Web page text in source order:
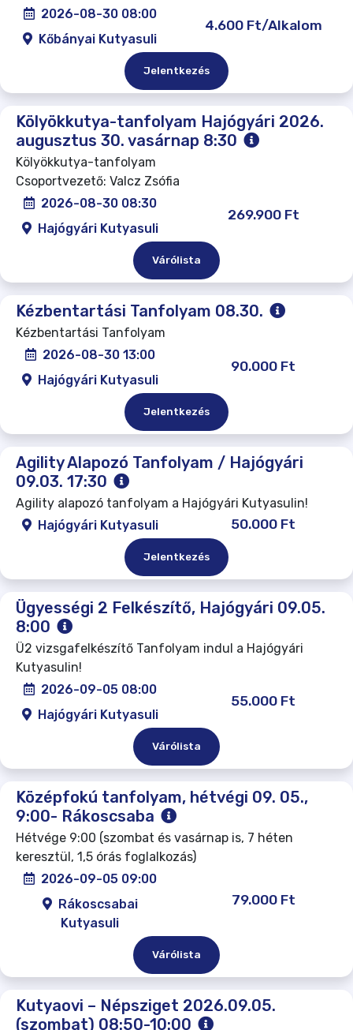
2026-08-30 08:00
Kőbányai Kutyasuli
4.600 Ft/Alkalom
Jelentkezés
Kölyökkutya-tanfolyam Hajógyári 2026.
augusztus 30. vasárnap 8:30
Kölyökkutya-tanfolyam
Csoportvezető: Valcz Zsófia
2026-08-30 08:30
Hajógyári Kutyasuli
269.900 Ft
Várólista
Kézbentartási Tanfolyam 08.30.
Kézbentartási Tanfolyam
2026-08-30 13:00
Hajógyári Kutyasuli
90.000 Ft
Jelentkezés
Agility Alapozó Tanfolyam / Hajógyári
09.03. 17:30
Agility alapozó tanfolyam a Hajógyári Kutyasulin!
Hajógyári Kutyasuli
50.000 Ft
Jelentkezés
Ügyességi 2 Felkészítő, Hajógyári 09.05.
8:00
Ü2 vizsgafelkészítő Tanfolyam indul a Hajógyári
Kutyasulin!
2026-09-05 08:00
Hajógyári Kutyasuli
55.000 Ft
Várólista
Középfokú tanfolyam, hétvégi 09. 05.,
9:00- Rákoscsaba
Hétvége 9:00 (szombat és vasárnap is, 7 héten
keresztül, 1,5 órás foglalkozás)
2026-09-05 09:00
Rákoscsabai
Kutyasuli
79.000 Ft
Várólista
Kutyaovi – Népsziget 2026.09.05.
(szombat) 08:50-10:00